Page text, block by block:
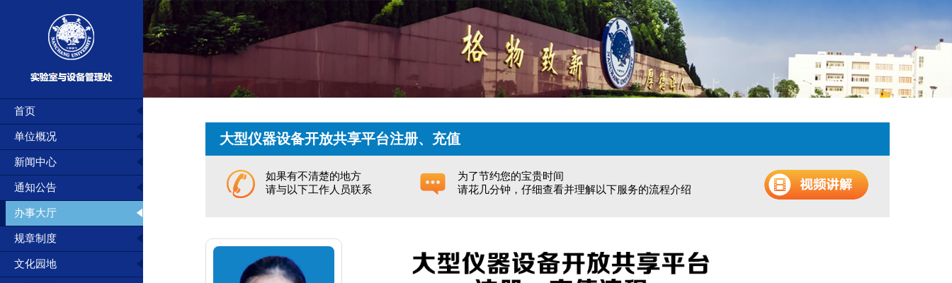
首页
单位概况
新闻中心
通知公告
办事大厅
规章制度
文化园地
大型仪器设备开放共享平台注册、充值
如果有不清楚的地方
请与以下工作人员联系
为了节约您的宝贵时间
请花几分钟，仔细查看并理解以下服务的流程介绍